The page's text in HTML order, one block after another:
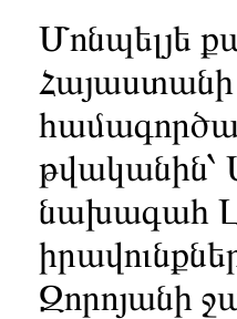
Մոնպելյե
թվականին՝
նախագահ
Զորոյանի